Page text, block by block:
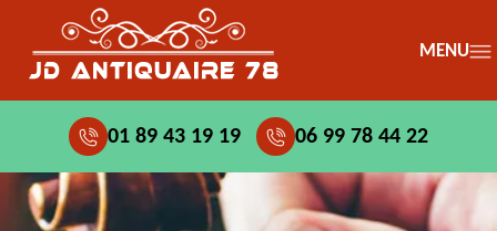
MENU
01 89 43 19 19 06 99 78 44 22